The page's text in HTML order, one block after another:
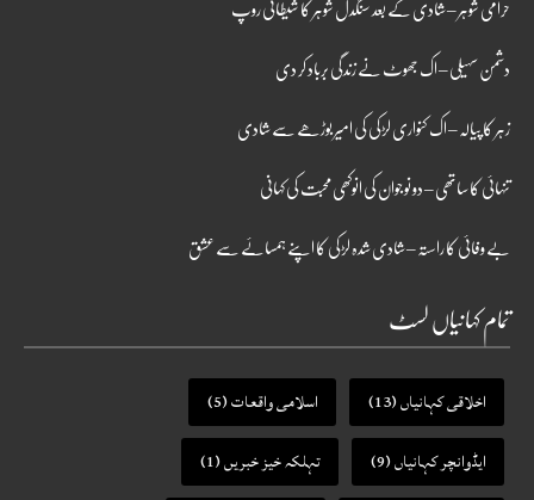
حرامی شوہر – شادی کے بعد سنگدل شوہر کا شیطانی روپ
دشمن سہیلی – اک جھوٹ نے زندگی برباد کر دی
زہر کا پیالہ – اک کنواری لڑکی کی امیر بوڑھے سے شادی
تنہائی کا ساتھی – دو نوجوان کی انوکھی محبت کی کہانی
بے وفائی کا راستہ – شادی شدہ لڑکی کا اپنے ہمسائے سے عشق
تمام کہانیاں لسٹ
اخلاقی کہانیاں(13) اسلامی واقعات(5)
ایڈوانچر کہانیاں(9) تہلکہ خیز خبریں(1)